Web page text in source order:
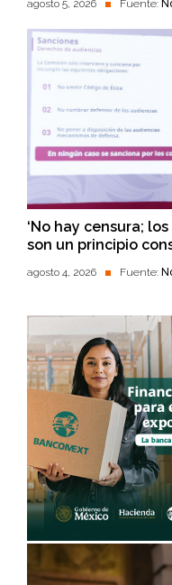
agosto 5, 2026 Fuente:
‘No hay censura;
son un principio
agosto 4, 2026 Fuente: